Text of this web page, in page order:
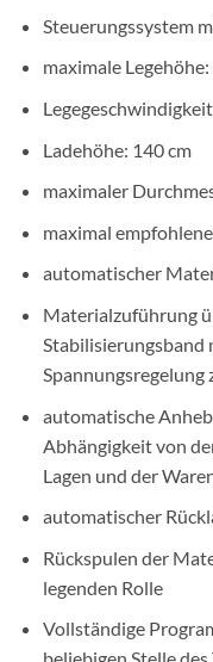
Steuerungssystem
maximale
Ladehöhe: 140 cm
maximaler
maximal
automatischer
Materialzuführung
Stabilisierungsband
automatische
Abhängigkeit von
Lagen und der
automatischer
Rückspulen der
legenden Rolle
Vollständige